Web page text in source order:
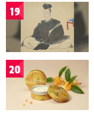
19
20